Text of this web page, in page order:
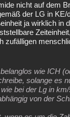
nicht auf dem
der LG in KE/
ja wirklich in
zufälligen
wie ICH
solange es
bei der Lg in
von der